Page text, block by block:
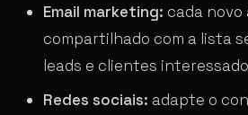
Email marketing: cada novo
compartilhado com a lista
leads e clientes
Redes sociais: adapte o